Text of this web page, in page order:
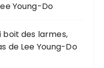
Young-Do
boit des larmes,
de Lee Young-Do